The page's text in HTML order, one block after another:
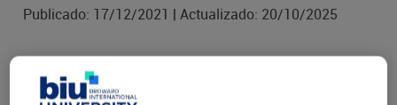
Publicado: 17/12/2021 | Actualizado: 20/10/2025
Decidir qué carrera estudiar es siempre un dilema
complejo, especialmente en un mundo tan cambiante